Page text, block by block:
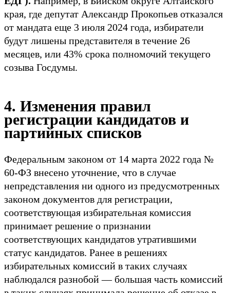
края, где депутат Александр Прокопьев отказался
от мандата еще 3 июля 2024 года, избиратели
будут лишены представителя в течение 26
месяцев, или 43% срока полномочий текущего
созыва Госдумы.
4. Изменения правил
регистрации кандидатов и
партийных списков
Федеральным законом от 14 марта 2022 года №
60-ФЗ внесено уточнение, что в случае
непредставления ни одного из предусмотренных
законом документов для регистрации,
соответствующая избирательная комиссия
принимает решение о признании
соответствующих кандидатов утратившими
статус кандидатов. Ранее в решениях
избирательных комиссий в таких случаях
наблюдался разнобой — большая часть комиссий